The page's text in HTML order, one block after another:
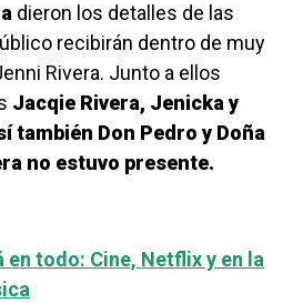
dieron los detalles de las
recibirán dentro de muy
Rivera. Junto a ellos
Jacqie Rivera, Jenicka y
también Don Pedro y Doña
no estuvo presente.
en todo: Cine, Netflix y en la